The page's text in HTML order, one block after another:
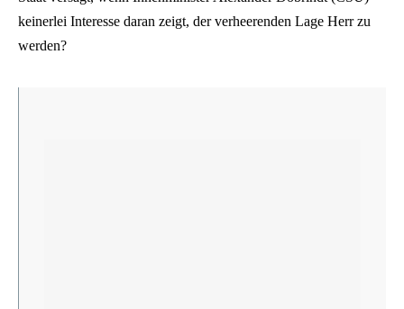
keinerlei Interesse daran zeigt, der verheerenden Lage Herr zu
werden?